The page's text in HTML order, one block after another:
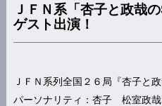
ＪＦＮ系「杏子と政哉
ゲスト出演！
ＪＦＮ系列全国２６局『杏子と
パーソナリティ：杏子 松室政哉